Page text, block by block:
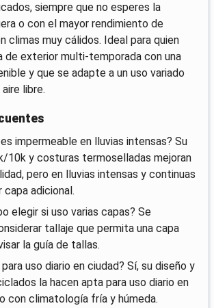
siempre que no esperes la
o con el mayor rendimiento de
climas muy cálidos. Ideal para quien
de exterior multi-temporada con una
y que se adapte a un uso variado
libre.
impermeable en lluvias intensas? Su
10k y costuras termoselladas mejoran
pero en lluvias intensas y continuas
capa adicional.
elegir si uso varias capas? Se
tallaje que permita una capa
la guía de tallas.
uso diario en ciudad? Sí, su diseño y
la hacen apta para uso diario en
con climatología fría y húmeda.